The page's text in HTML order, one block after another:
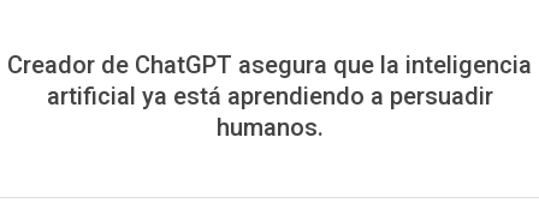
Creador de ChatGPT asegura que la inteligencia
artificial ya está aprendiendo a persuadir
humanos.